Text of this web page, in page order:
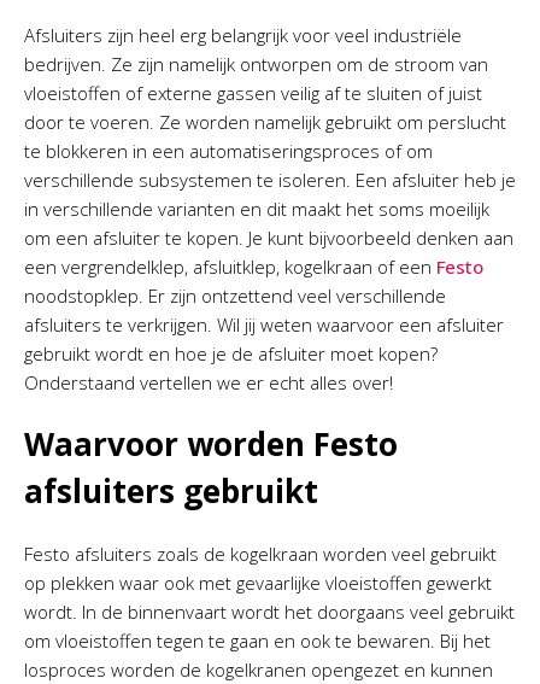
Afsluiters zijn heel erg belangrijk voor veel industriële
bedrijven. Ze zijn namelijk ontworpen om de stroom van
vloeistoffen of externe gassen veilig af te sluiten of juist
door te voeren. Ze worden namelijk gebruikt om perslucht
te blokkeren in een automatiseringsproces of om
verschillende subsystemen te isoleren. Een afsluiter heb je
in verschillende varianten en dit maakt het soms moeilijk
om een afsluiter te kopen. Je kunt bijvoorbeeld denken aan
een vergrendelklep, afsluitklep, kogelkraan of een Festo
noodstopklep. Er zijn ontzettend veel verschillende
afsluiters te verkrijgen. Wil jij weten waarvoor een afsluiter
gebruikt wordt en hoe je de afsluiter moet kopen?
Onderstaand vertellen we er echt alles over!
Waarvoor worden Festo
afsluiters gebruikt
Festo afsluiters zoals de kogelkraan worden veel gebruikt
op plekken waar ook met gevaarlijke vloeistoffen gewerkt
wordt. In de binnenvaart wordt het doorgaans veel gebruikt
om vloeistoffen tegen te gaan en ook te bewaren. Bij het
losproces worden de kogelkranen opengezet en kunnen